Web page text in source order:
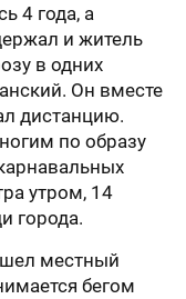
4 года, а
и житель
в одних
Он вместе
дистанцию.
по образу
утром, 14
города.
местный
бегом